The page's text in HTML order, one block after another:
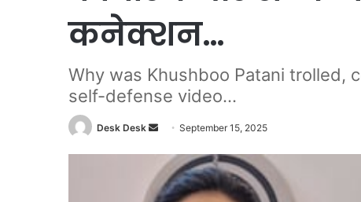
कनेक्शन…
Why was Khushboo Patani trolled,
self-defense video...
Desk Desk
Send
email
September 15, 2025